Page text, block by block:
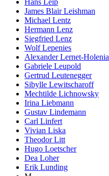
James Blair Leishman
Michael Lentz
Hermann Lenz
Siegfried Lenz
Wolf Lepenies
Alexander Lernet-Holenia
Gabriele Leupold
Gertrud Leutenegger
Sibylle Lewitscharoff
Mechtilde Lichnowsky
Irina Liebmann
Gustav Lindemann
Carl Linfert
Vivian Liska
Theodor Litt
Hugo Loetscher
Dea Loher
Erik Lunding